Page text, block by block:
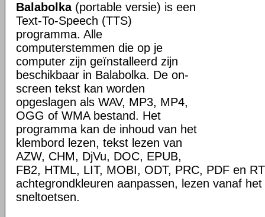
Balabolka(portable versie) is een
Text-To-Speech (TTS)
programma. Alle
computerstemmen die op je
computer zijn geïnstalleerd zijn
beschikbaar in Balabolka. De on-
screen tekst kan worden
opgeslagen als WAV, MP3, MP4,
OGG of WMA bestand. Het
programma kan de inhoud van het
klembord lezen, tekst lezen van
AZW, CHM, DjVu, DOC, EPUB,
FB2, HTML, LIT, MOBI, ODT, PRC, PDF en
achtegrondkleuren aanpassen, lezen vanaf
sneltoetsen.